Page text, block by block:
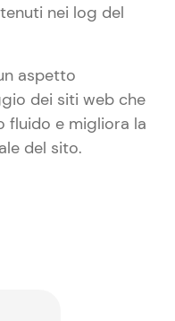
nei log del
aspetto
dei siti web che
fluido e migliora la
del sito.